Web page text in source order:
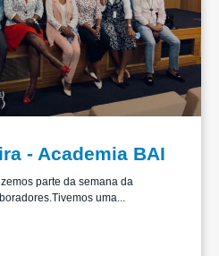
- Academia BAI
parte da semana da
uma...